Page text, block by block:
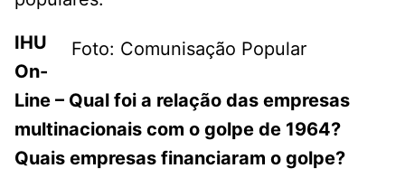
Foto: Comunisação Popular
IHU
On-
Line – Qual foi a relação das empresas
multinacionais com o golpe de 1964?
Quais empresas financiaram o golpe?